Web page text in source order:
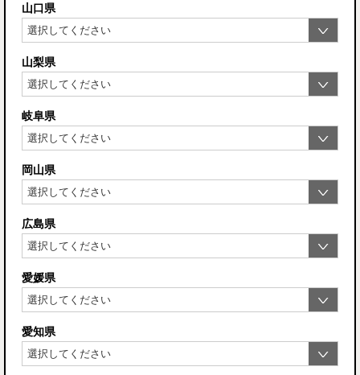
山口県
山梨県
岐阜県
岡山県
広島県
愛媛県
愛知県